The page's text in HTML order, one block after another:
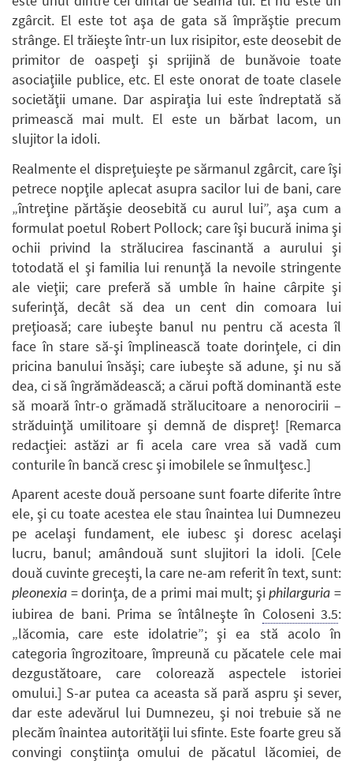
zgârcit. El este tot aşa de gata să împrăştie precum
strânge. El trăieşte într-un lux risipitor, este deosebit de
primitor de oaspeţi şi sprijină de bunăvoie toate
asociaţiile publice, etc. El este onorat de toate clasele
societăţii umane. Dar aspiraţia lui este îndreptată să
primească mai mult. El este un bărbat lacom, un
slujitor la idoli.
Realmente el dispreţuieşte pe sărmanul zgârcit, care îşi
petrece nopţile aplecat asupra sacilor lui de bani, care
„întreţine părtăşie deosebită cu aurul lui”, aşa cum a
formulat poetul Robert Pollock; care îşi bucură inima şi
ochii privind la strălucirea fascinantă a aurului şi
totodată el şi familia lui renunţă la nevoile stringente
ale vieţii; care preferă să umble în haine cârpite şi
suferinţă, decât să dea un cent din comoara lui
preţioasă; care iubeşte banul nu pentru că acesta îl
face în stare să-şi împlinească toate dorinţele, ci din
pricina banului însăşi; care iubeşte să adune, şi nu să
dea, ci să îngrămădească; a cărui poftă dominantă este
să moară într-o grămadă strălucitoare a nenorocirii –
străduinţă umilitoare şi demnă de dispreţ! [Remarca
redacţiei: astăzi ar fi acela care vrea să vadă cum
conturile în bancă cresc şi imobilele se înmulţesc.]
Aparent aceste două persoane sunt foarte diferite între
ele, şi cu toate acestea ele stau înaintea lui Dumnezeu
pe acelaşi fundament, ele iubesc şi doresc acelaşi
lucru, banul; amândouă sunt slujitori la idoli. [Cele
două cuvinte greceşti, la care ne-am referit în text, sunt:
pleonexia = dorinţa, de a primi mai mult; şiphilarguria =
iubirea de bani. Prima se întâlneşte în Coloseni 3.5:
„lăcomia, care este idolatrie”; şi ea stă acolo în
categoria îngrozitoare, împreună cu păcatele cele mai
dezgustătoare, care colorează aspectele istoriei
omului.] S-ar putea ca aceasta să pară aspru şi sever,
dar este adevărul lui Dumnezeu, şi noi trebuie să ne
plecăm înaintea autorităţii lui sfinte. Este foarte greu să
convingi conştiinţa omului de păcatul lăcomiei, de